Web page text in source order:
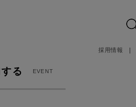
採用情報
る EVENT